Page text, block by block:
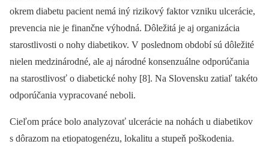
okrem diabetu pacient nemá iný rizikový faktor vzniku ulcerácie,
prevencia nie je finančne výhodná. Dôležitá je aj organizácia
starostlivosti o nohy diabetikov. V poslednom období sú dôležité
nielen medzinárodné, ale aj národné konsenzuálne odporúčania
na starostlivosť o diabetické nohy [8]. Na Slovensku zatiaľ takéto
odporúčania vypracované neboli.
Cieľom práce bolo analyzovať ulcerácie na nohách u diabetikov
s dôrazom na etiopatogenézu, lokalitu a stupeň poškodenia.